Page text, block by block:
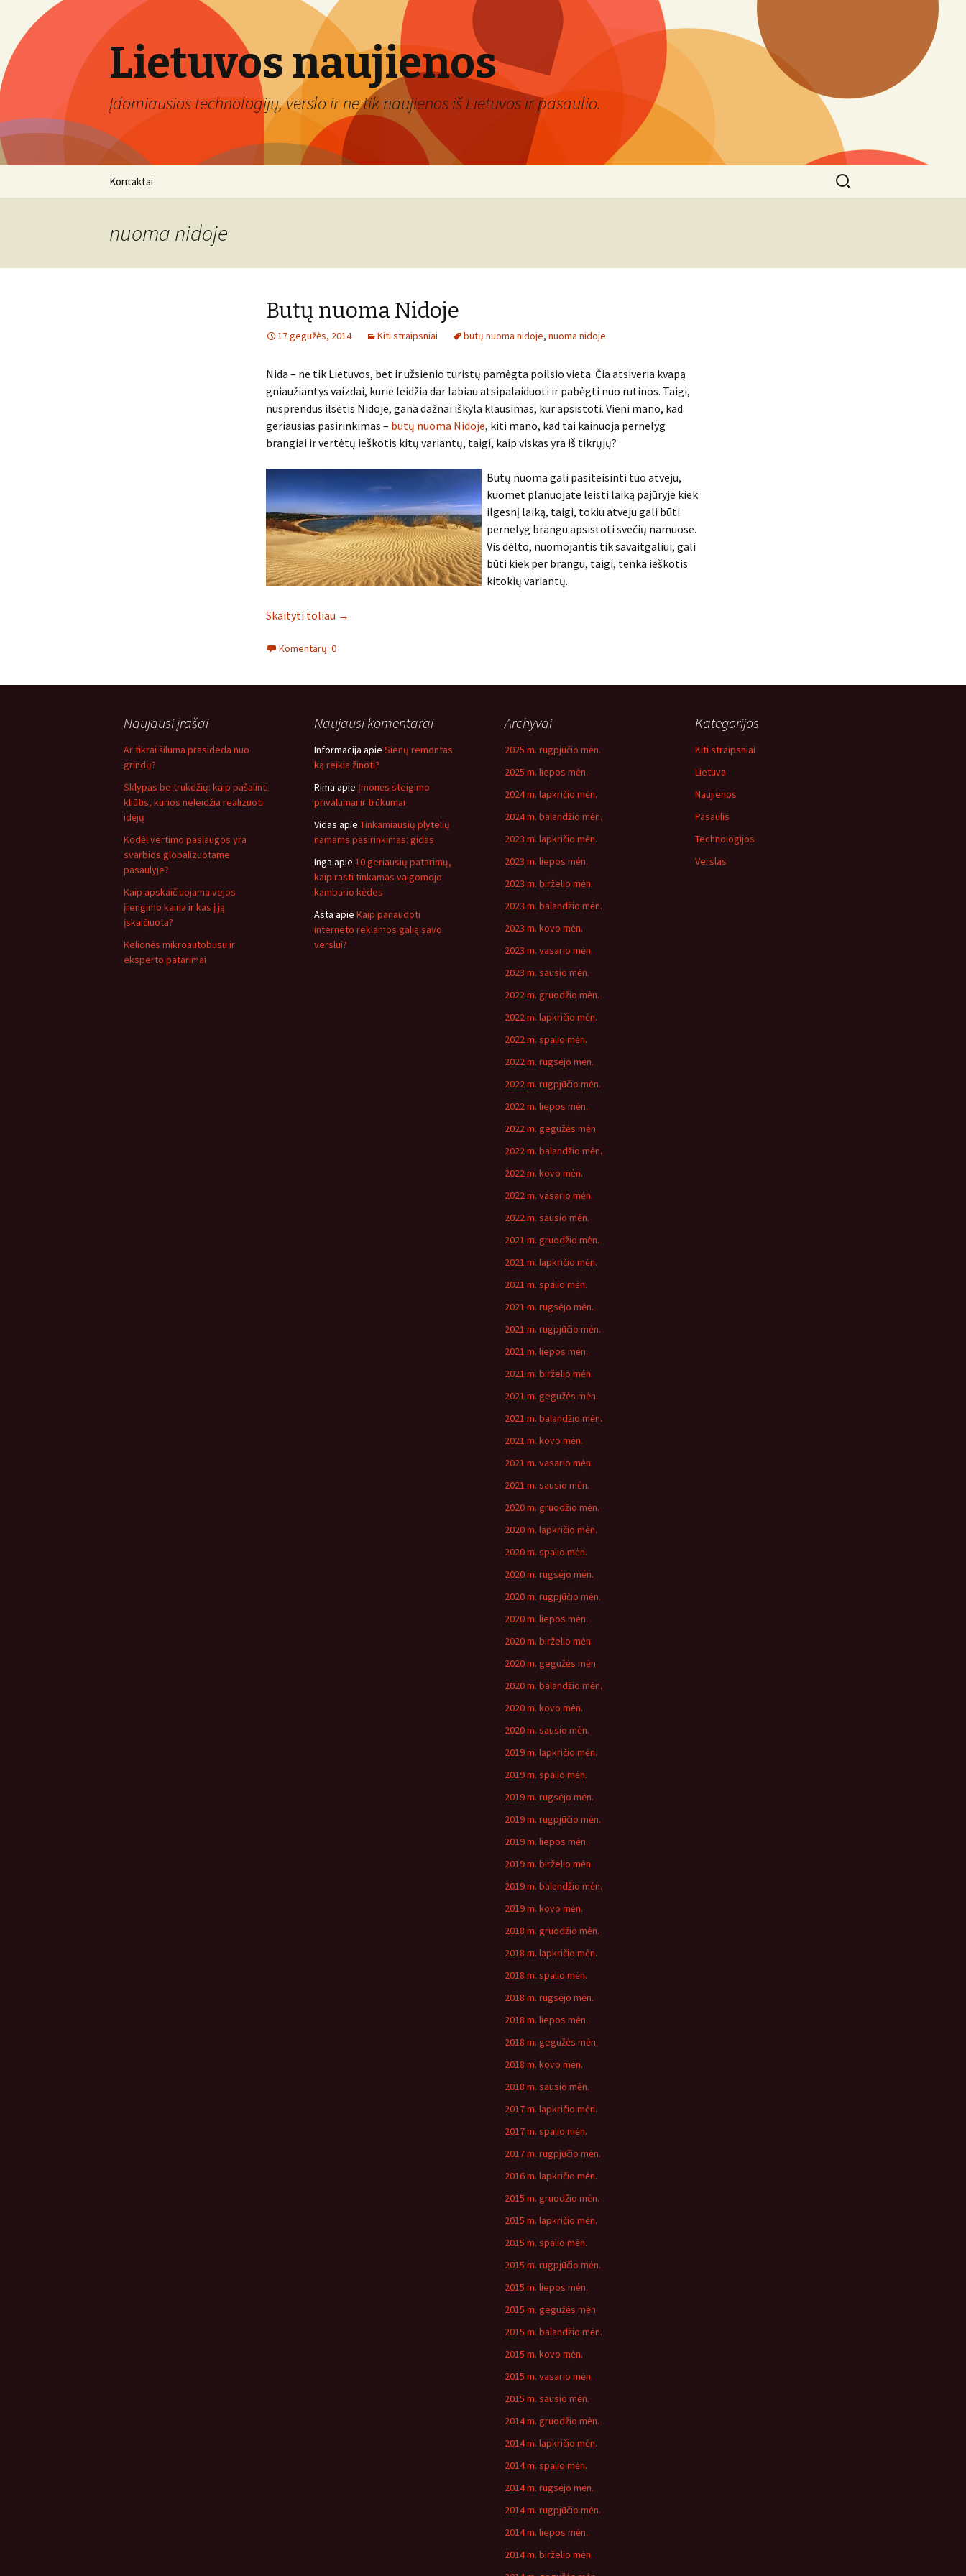
Lietuvos naujienos
Įdomiausios technologijų, verslo ir ne tik naujienos iš Lietuvos ir pasaulio.
Kontaktai
Ieškoti:
nuoma nidoje
Butų nuoma Nidoje
17 gegužės, 2014 Kiti straipsniai butų nuoma nidoje, nuoma nidoje
Nida – ne tik Lietuvos, bet ir užsienio turistų pamėgta poilsio vieta. Čia atsiveria kvapą
gniaužiantys vaizdai, kurie leidžia dar labiau atsipalaiduoti ir pabėgti nuo rutinos. Taigi,
nusprendus ilsėtis Nidoje, gana dažnai iškyla klausimas, kur apsistoti. Vieni mano, kad
geriausias pasirinkimas – butų nuoma Nidoje, kiti mano, kad tai kainuoja pernelyg
brangiai ir vertėtų ieškotis kitų variantų, taigi, kaip viskas yra iš tikrųjų?
Butų nuoma gali pasiteisinti tuo atveju,
kuomet planuojate leisti laiką pajūryje kiek
ilgesnį laiką, taigi, tokiu atveju gali būti
pernelyg brangu apsistoti svečių namuose.
Vis dėlto, nuomojantis tik savaitgaliui, gali
būti kiek per brangu, taigi, tenka ieškotis
kitokių variantų.
Skaityti toliau →
Komentarų: 0
Naujausi įrašai
Ar tikrai šiluma prasideda nuo
grindų?
Sklypas be trukdžių: kaip pašalinti
kliūtis, kurios neleidžia realizuoti
idėjų
Kodėl vertimo paslaugos yra
svarbios globalizuotame
pasaulyje?
Kaip apskaičiuojama vejos
įrengimo kaina ir kas į ją
įskaičiuota?
Kelionės mikroautobusu ir
eksperto patarimai
Naujausi komentarai
Informacija apie Sienų remontas:
ką reikia žinoti?
Rima apie Įmonės steigimo
privalumai ir trūkumai
Vidas apie Tinkamiausių plytelių
namams pasirinkimas: gidas
Inga apie 10 geriausių patarimų,
kaip rasti tinkamas valgomojo
kambario kėdes
Asta apie Kaip panaudoti
interneto reklamos galią savo
verslui?
Archyvai
2025 m. rugpjūčio mėn.
2025 m. liepos mėn.
2024 m. lapkričio mėn.
2024 m. balandžio mėn.
2023 m. lapkričio mėn.
2023 m. liepos mėn.
2023 m. birželio mėn.
2023 m. balandžio mėn.
2023 m. kovo mėn.
2023 m. vasario mėn.
2023 m. sausio mėn.
2022 m. gruodžio mėn.
2022 m. lapkričio mėn.
2022 m. spalio mėn.
2022 m. rugsėjo mėn.
2022 m. rugpjūčio mėn.
2022 m. liepos mėn.
2022 m. gegužės mėn.
2022 m. balandžio mėn.
2022 m. kovo mėn.
2022 m. vasario mėn.
2022 m. sausio mėn.
2021 m. gruodžio mėn.
2021 m. lapkričio mėn.
2021 m. spalio mėn.
2021 m. rugsėjo mėn.
2021 m. rugpjūčio mėn.
2021 m. liepos mėn.
2021 m. birželio mėn.
2021 m. gegužės mėn.
2021 m. balandžio mėn.
2021 m. kovo mėn.
2021 m. vasario mėn.
2021 m. sausio mėn.
2020 m. gruodžio mėn.
2020 m. lapkričio mėn.
2020 m. spalio mėn.
2020 m. rugsėjo mėn.
2020 m. rugpjūčio mėn.
2020 m. liepos mėn.
2020 m. birželio mėn.
2020 m. gegužės mėn.
2020 m. balandžio mėn.
2020 m. kovo mėn.
2020 m. sausio mėn.
2019 m. lapkričio mėn.
2019 m. spalio mėn.
2019 m. rugsėjo mėn.
2019 m. rugpjūčio mėn.
2019 m. liepos mėn.
2019 m. birželio mėn.
2019 m. balandžio mėn.
2019 m. kovo mėn.
2018 m. gruodžio mėn.
2018 m. lapkričio mėn.
2018 m. spalio mėn.
2018 m. rugsėjo mėn.
2018 m. liepos mėn.
2018 m. gegužės mėn.
2018 m. kovo mėn.
2018 m. sausio mėn.
2017 m. lapkričio mėn.
2017 m. spalio mėn.
2017 m. rugpjūčio mėn.
2016 m. lapkričio mėn.
2015 m. gruodžio mėn.
2015 m. lapkričio mėn.
2015 m. spalio mėn.
2015 m. rugpjūčio mėn.
2015 m. liepos mėn.
2015 m. gegužės mėn.
2015 m. balandžio mėn.
2015 m. kovo mėn.
2015 m. vasario mėn.
2015 m. sausio mėn.
2014 m. gruodžio mėn.
2014 m. lapkričio mėn.
2014 m. spalio mėn.
2014 m. rugsėjo mėn.
2014 m. rugpjūčio mėn.
2014 m. liepos mėn.
2014 m. birželio mėn.
Kategorijos
Kiti straipsniai
Lietuva
Naujienos
Pasaulis
Technologijos
Verslas